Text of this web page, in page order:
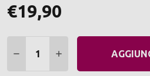
€19,90
DIMINUIRE QUANTITÀ:
AUMENTARE